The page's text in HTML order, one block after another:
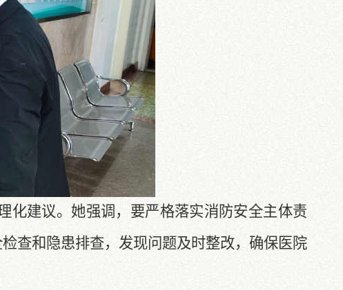
建议。她强调，要严格落实消防安全主体责
查和隐患排查，发现问题及时整改，确保医院